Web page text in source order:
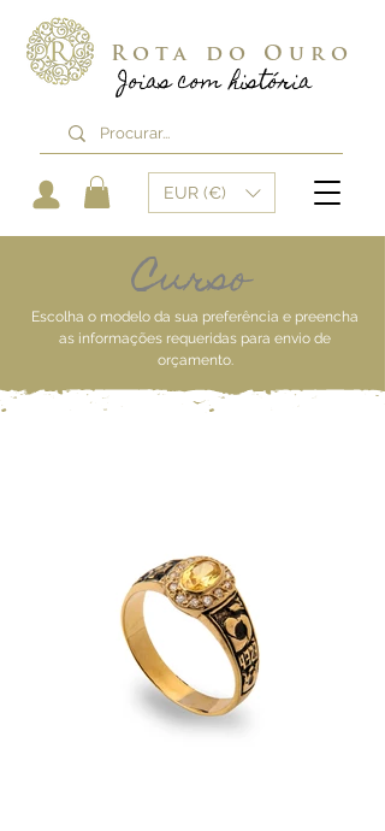
Joias com história
Rota do Ouro
EUR (€)
Curso
Escolha o modelo da sua preferência e preencha
as informações requeridas para envio de
orçamento.